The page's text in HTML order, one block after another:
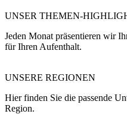
UNSER THEMEN-
Jeden Monat präsentieren wir
für Ihren Aufenthalt.
UNSERE REGIONEN
Hier finden Sie die passende
Region.